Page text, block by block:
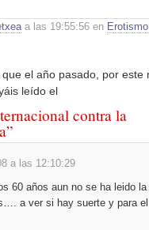
a las 19:55:56 en
el año pasado, por este
leído el
contra la
a las 12:10:29
60 años aun no se ha leido la
a ver si hay suerte y para